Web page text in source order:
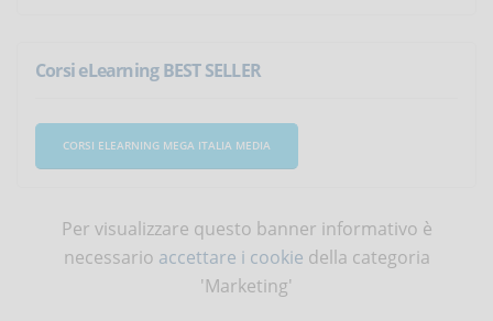
Corsi eLearning BEST SELLER
CORSI ELEARNING MEGA ITALIA MEDIA
Per visualizzare questo banner informativo è
necessario accettare i cookie della categoria
'Marketing'